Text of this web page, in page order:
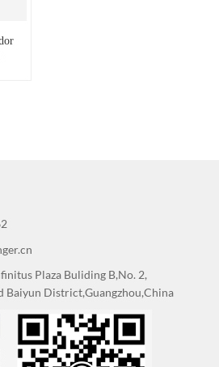
Plaza Buliding B,No. 2,
Baiyun District,Guangzhou,China